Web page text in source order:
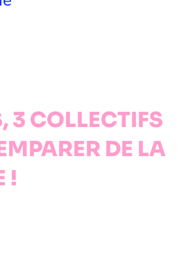
3 COLLECTIFS
DE LA
!